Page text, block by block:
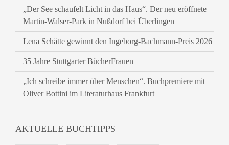
„Der See schaufelt Licht in das Haus“. Der neu eröffnete
Martin-Walser-Park in Nußdorf bei Überlingen
Lena Schätte gewinnt den Ingeborg-Bachmann-Preis 2026
35 Jahre Stuttgarter BücherFrauen
„Ich schreibe immer über Menschen“. Buchpremiere mit
Oliver Bottini im Literaturhaus Frankfurt
AKTUELLE BUCHTIPPS